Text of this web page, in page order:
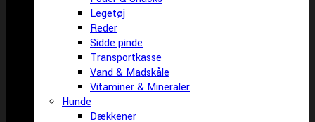
Legetøj
Reder
Sidde pinde
Transportkasse
Vand & Madskåle
Vitaminer & Mineraler
Hunde
Dækkener